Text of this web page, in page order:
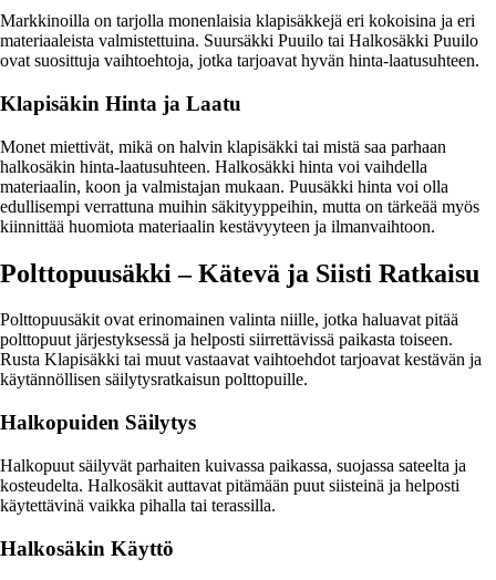
Markkinoilla on tarjolla monenlaisia klapisäkkejä eri kokoisina ja eri
materiaaleista valmistettuina. Suursäkki Puuilo tai Halkosäkki Puuilo
ovat suosittuja vaihtoehtoja, jotka tarjoavat hyvän hinta-laatusuhteen.
Klapisäkin Hinta ja Laatu
Monet miettivät, mikä on halvin klapisäkki tai mistä saa parhaan
halkosäkin hinta-laatusuhteen. Halkosäkki hinta voi vaihdella
materiaalin, koon ja valmistajan mukaan. Puusäkki hinta voi olla
edullisempi verrattuna muihin säkityyppeihin, mutta on tärkeää myös
kiinnittää huomiota materiaalin kestävyyteen ja ilmanvaihtoon.
Polttopuusäkki – Kätevä ja Siisti Ratkaisu
Polttopuusäkit ovat erinomainen valinta niille, jotka haluavat pitää
polttopuut järjestyksessä ja helposti siirrettävissä paikasta toiseen.
Rusta Klapisäkki tai muut vastaavat vaihtoehdot tarjoavat kestävän ja
käytännöllisen säilytysratkaisun polttopuille.
Halkopuiden Säilytys
Halkopuut säilyvät parhaiten kuivassa paikassa, suojassa sateelta ja
kosteudelta. Halkosäkit auttavat pitämään puut siisteinä ja helposti
käytettävinä vaikka pihalla tai terassilla.
Halkosäkin Käyttö